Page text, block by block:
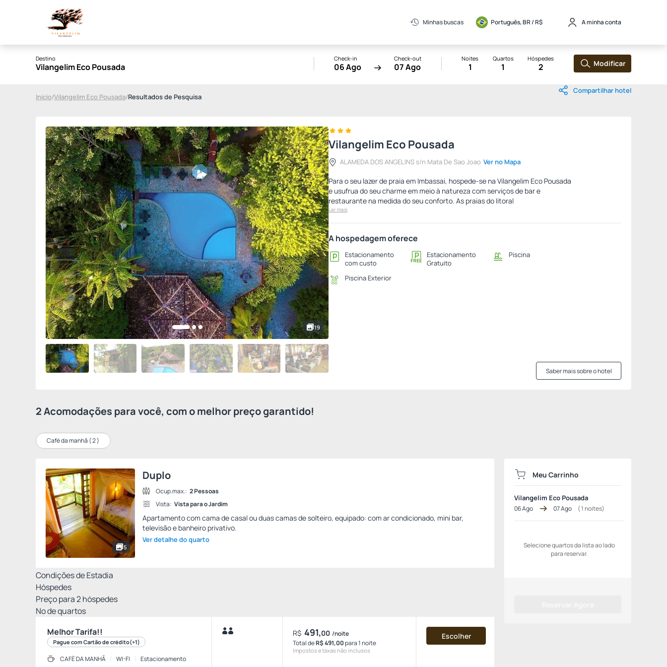
Minhas buscas Português, BR / R$ A minha conta
Destino
Vilangelim Eco Pousada
Check-in
06 Ago
Check-out
07 Ago
Noites
1
Quartos
1
Hóspedes
2 Modificar
Início/Vilangelim Eco Pousada/Resultados de Pesquisa
Compartilhar hotel
19
Vilangelim Eco Pousada
ALAMEDA DOS ANGELINS s/n Mata De Sao Joao Ver no Mapa
Para o seu lazer de praia em Imbassai, hospede-se na Vilangelim Eco Pousada
e usufrua do seu charme em meio à natureza com serviços de bar e
restaurante na medida do seu conforto. As praias do litoral
Ler mais
A hospedagem oferece
Estacionamento
com custo
Estacionamento
Gratuito
Piscina
Piscina Exterior
Saber mais sobre o hotel
2 Acomodações para você, com o melhor preço garantido!
Café da manhã (2)
5
Duplo
Ocup.max.: 2 Pessoas
Vista: Vista para o Jardim
Apartamento com cama de casal ou duas camas de solteiro, equipado: com ar condicionado, mini bar,
televisão e banheiro privativo.
Ver detalhe do quarto
Condições de Estadia
Hóspedes
Preço para2hóspedes
Nº de quartos
Melhor Tarifa!!
Pague com Cartão de crédito(+1)
CAFÉ DA MANHÃ WI-FI
Estacionamento
R$ 491,00 /noite
Total deR$ 491,00para 1 noite
Impostos e taxas não inclusos
Escolher
Meu Carrinho
Vilangelim Eco Pousada
06 Ago 07 Ago (1noites)
Selecione quartos da lista ao lado
para reservar.